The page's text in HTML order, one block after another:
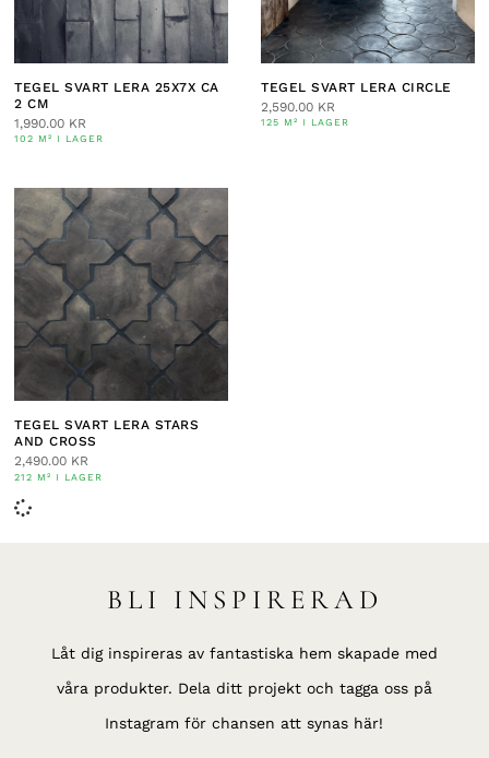
TEGEL SVART LERA 25X7X CA
2 CM
1,990.00 KR
102 M² I LAGER
TEGEL SVART LERA CIRCLE
2,590.00 KR
125 M² I LAGER
TEGEL SVART LERA STARS
AND CROSS
2,490.00 KR
212 M² I LAGER
BLI INSPIRERAD
Låt dig inspireras av fantastiska hem skapade med
våra produkter. Dela ditt projekt och tagga oss på
Instagram för chansen att synas här!